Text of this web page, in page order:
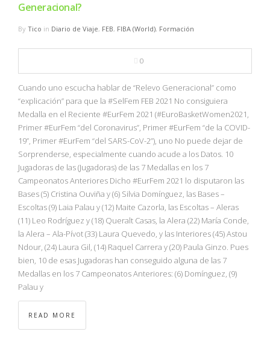
Generacional?
By Tico in Diario de Viaje, FEB, FIBA (World), Formación
0
Cuando uno escucha hablar de “Relevo Generacional” como
“explicación” para que la #SelFem FEB 2021 No consiguiera
Medalla en el Reciente #EurFem 2021 (#EuroBasketWomen2021,
Primer #EurFem “del Coronavirus”, Primer #EurFem “de la COVID-
19”, Primer #EurFem “del SARS-CoV-2”), uno No puede dejar de
Sorprenderse, especialmente cuando acude a los Datos. 10
Jugadoras de las (Jugadoras) de las 7 Medallas en los 7
Campeonatos Anteriores Dicho #EurFem 2021 lo disputaron las
Bases (5) Cristina Ouviña y (6) Silvia Domínguez, las Bases –
Escoltas (9) Laia Palau y (12) Maite Cazorla, las Escoltas – Aleras
(11) Leo Rodríguez y (18) Queralt Casas, la Alera (22) María Conde,
la Alera – Ala-Pívot (33) Laura Quevedo, y las Interiores (45) Astou
Ndour, (24) Laura Gil, (14) Raquel Carrera y (20) Paula Ginzo. Pues
bien, 10 de esas Jugadoras han conseguido alguna de las 7
Medallas en los 7 Campeonatos Anteriores: (6) Domínguez, (9)
Palau y
READ MORE